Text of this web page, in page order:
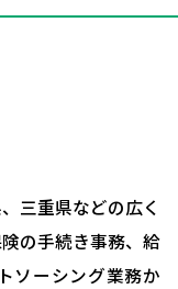
三重県などの広く
の手続き事務、給
ソーシング業務か